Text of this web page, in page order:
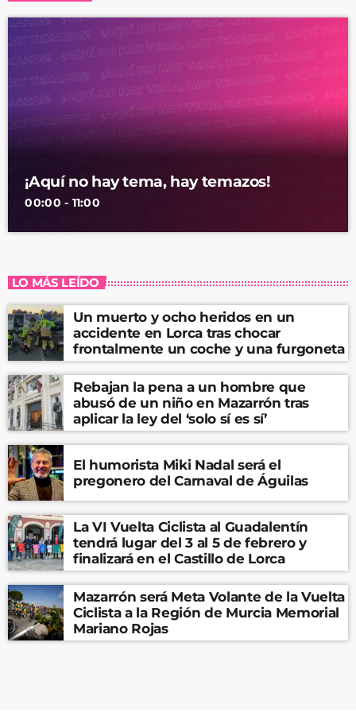
¡Aquí no hay tema, hay temazos!
00:00 - 11:00
LO MÁS LEÍDO
Un muerto y ocho heridos en un
accidente en Lorca tras chocar
frontalmente un coche y una furgoneta
Rebajan la pena a un hombre que
abusó de un niño en Mazarrón tras
aplicar la ley del ‘solo sí es sí’
El humorista Miki Nadal será el
pregonero del Carnaval de Águilas
La VI Vuelta Ciclista al Guadalentín
tendrá lugar del 3 al 5 de febrero y
finalizará en el Castillo de Lorca
Mazarrón será Meta Volante de la Vuelta
Ciclista a la Región de Murcia Memorial
Mariano Rojas